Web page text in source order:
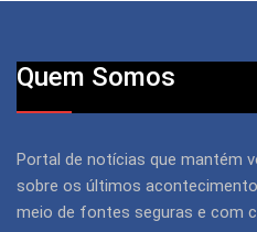
Quem Somos
Portal de notícias que mantém
sobre os últimos
meio de fontes seguras e com